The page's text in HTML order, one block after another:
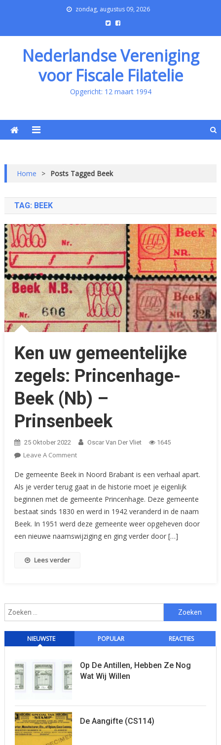
zondag, augustus 09, 2026
Nederlandse Vereniging
voor Fiscale Filatelie
Opgericht: 12 maart 1994
Home > Posts Tagged Beek
TAG: BEEK
Ken uw gemeentelijke
zegels: Princenhage-
Beek (Nb) –
Prinsenbeek
25 Oktober 2022 Oscar Van Der Vliet 1645
Leave A CommentOn
Uw
Gemeentelijke
Zegels:
Princenhage-
Beek
(Nb)
De gemeente Beek in Noord Brabant is een verhaal apart.
Als je verder terug gaat in de historie moet je eigenlijk
beginnen met de gemeente Princenhage. Deze gemeente
bestaat sinds 1830 en werd in 1942 veranderd in de naam
Beek. In 1951 werd deze gemeente weer opgeheven door
een nieuwe naamswijziging en ging verder door […]
Lees verder
Zoeken
naar:
NIEUWSTE POPULAR REACTIES
Op De Antillen, Hebben Ze Nog
Wat Wij Willen
De Aangifte (CS114)